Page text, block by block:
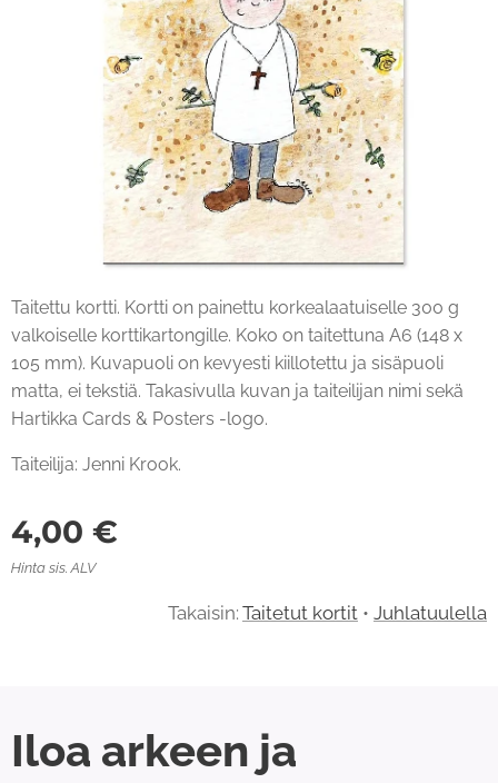
Taitettu kortti. Kortti on painettu korkealaatuiselle 300 g
valkoiselle korttikartongille. Koko on taitettuna A6 (148 x
105 mm). Kuvapuoli on kevyesti kiillotettu ja sisäpuoli
matta, ei tekstiä. Takasivulla kuvan ja taiteilijan nimi sekä
Hartikka Cards & Posters -logo.
Taiteilija: Jenni Krook.
4,00 €
Hinta sis. ALV
Takaisin: Taitetut kortit • Juhlatuulella
Iloa arkeen ja